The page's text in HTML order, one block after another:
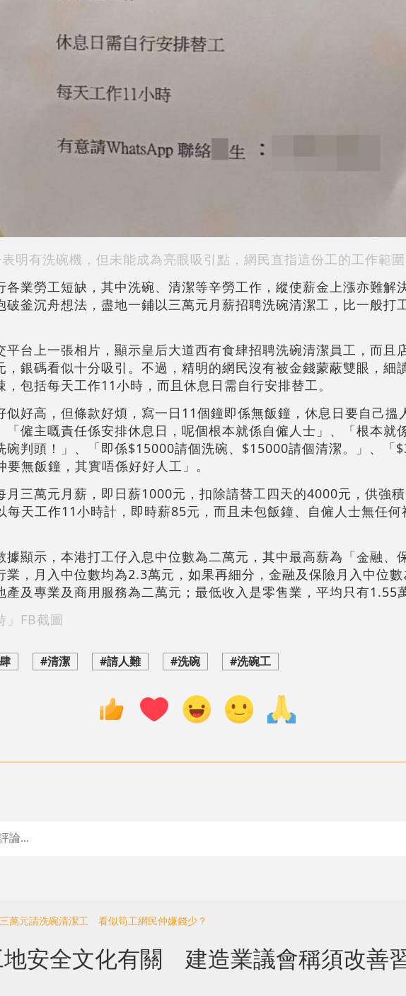
明有洗碗機，但未能成為亮眼吸引點，網民直指這份工的工作範圍
各業勞工短缺，其中洗碗、清潔等辛勞工作，縱使薪金上漲亦難解
破釜沉舟想法，盡地一鋪以三萬元月薪招聘洗碗清潔工，比一般打
平台上一張相片，顯示皇后大道西有食肆招聘洗碗清潔員工，而且
，銀碼看似十分吸引。不過，精明的網民沒有被金錢蒙蔽雙眼，細
包括每天工作11小時，而且休息日需自行安排替工。
似好高，但條款好煩，寫一日11個鐘即係無飯鐘，休息日要自己搵
「僱主嘅責任係安排休息日，呢個根本就係自僱人士」、「根本就
碗判頭！」、「即係$15000請個洗碗、$15000請個清潔。」、「
無飯鐘，其實唔係好好人工」。
月三萬元月薪，即日薪1000元，扣除請替工四天的4000元，供強積
每天工作11小時計，即時薪85元，而且未包飯鐘、自僱人士無任何
據顯示，本港打工仔入息中位數為二萬元，其中最高薪為「金融、
業，月入中位數均為2.3萬元，如果再細分，金融及保險月入中位數
產及專業及商用服務為二萬元；最低收入是零售業，平均只有1.55
」FB截圖
#清潔 #請人難 #洗碗 #洗碗工
萬元請洗碗清潔工 看似筍工網民仲嫌錢少？
安全文化有關 建造業議會稱須改善